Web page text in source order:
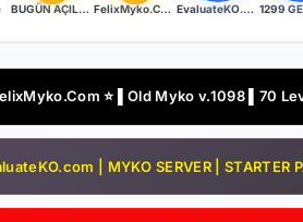
BUGÜN AÇILDI | EŞİT PK SERVER | V24XXX | 83/1 LEVEL FULL İTEM | İTEM SATIŞI YOKTUR FelixMyko.Com ▌Old Myko v.1098 ▌70 Level CAP ▌Official : 21 Ağustos Cuma 22:00 ▌Starter Paket Bizden EvaluateKO.com | Myko | 1.000.000 TL Ödül Havuzu | Official : 14 Ağustos 2026 -Cuma 21:00!
⭐ ▌Old Myko v.1098 ▌70
| MYKO SERVER |